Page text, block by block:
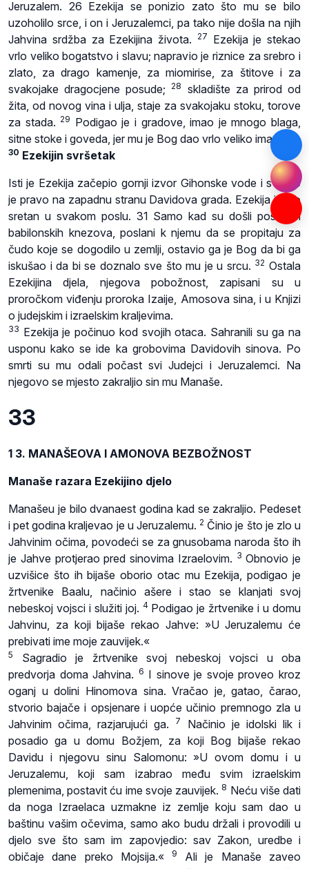
Jeruzalem. 26 Ezekija se ponizio zato što mu se bilo
uzoholilo srce, i on i Jeruzalemci, pa tako nije došla na njih
Jahvina srdžba za Ezekijina života.
27
Ezekija je stekao
vrlo veliko bogatstvo i slavu; napravio je riznice za srebro i
zlato, za drago kamenje, za miomirise, za štitove i za
svakojake dragocjene posude;
28
skladište za prirod od
žita, od novog vina i ulja, staje za svakojaku stoku, torove
za stada. 29 Podigao je i gradove, imao je mnogo blaga,
sitne stoke i goveda, jer mu je Bog dao vrlo veliko imanje.
30 Ezekijin svršetak
Isti je Ezekija začepio gornji izvor Gihonske vode i svrnuo
je pravo na zapadnu stranu Davidova grada. Ezekija je bio
sretan u svakom poslu. 31 Samo kad su došli poslanici
babilonskih knezova, poslani k njemu da se propitaju za
čudo koje se dogodilo u zemlji, ostavio ga je Bog da bi ga
iskušao i da bi se doznalo sve što mu je u srcu. 32 Ostala
Ezekijina djela, njegova pobožnost, zapisani su u
proročkom viđenju proroka Izaije, Amosova sina, i u Knjizi
o judejskim i izraelskim kraljevima.
33 Ezekija je počinuo kod svojih otaca. Sahranili su ga na
usponu kako se ide ka grobovima Davidovih sinova. Po
smrti su mu odali počast svi Judejci i Jeruzalemci. Na
njegovo se mjesto zakraljio sin mu Manaše.
33
1 3. MANAŠEOVA I AMONOVA BEZBOŽNOST
Manaše razara Ezekijino djelo
Manašeu je bilo dvanaest godina kad se zakraljio. Pedeset
i pet godina kraljevao je u Jeruzalemu. 2 Činio je što je zlo u
Jahvinim očima, povodeći se za gnusobama naroda što ih
je Jahve protjerao pred sinovima Izraelovim. 3 Obnovio je
uzvišice što ih bijaše oborio otac mu Ezekija, podigao je
žrtvenike Baalu, načinio ašere i stao se klanjati svoj
nebeskoj vojsci i služiti joj. 4Podigao je žrtvenike i u domu
Jahvinu, za koji bijaše rekao Jahve: »U Jeruzalemu će
prebivati ime moje zauvijek.«
5
Sagradio je žrtvenike svoj nebeskoj vojsci u oba
predvorja doma Jahvina. 6 I sinove je svoje proveo kroz
oganj u dolini Hinomova sina. Vračao je, gatao, čarao,
stvorio bajače i opsjenare i uopće učinio premnogo zla u
Jahvinim očima, razjarujući ga.
7
Načinio je idolski lik i
posadio ga u domu Božjem, za koji Bog bijaše rekao
Davidu i njegovu sinu Salomonu: »U ovom domu i u
Jeruzalemu, koji sam izabrao među svim izraelskim
plemenima, postavit ću ime svoje zauvijek. 8 Neću više dati
da noga Izraelaca uzmakne iz zemlje koju sam dao u
baštinu vašim očevima, samo ako budu držali i provodili u
djelo sve što sam im zapovjedio: sav Zakon, uredbe i
običaje dane preko Mojsija.« 9
Ali je Manaše zaveo